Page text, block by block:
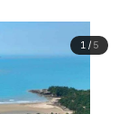
1/ 5